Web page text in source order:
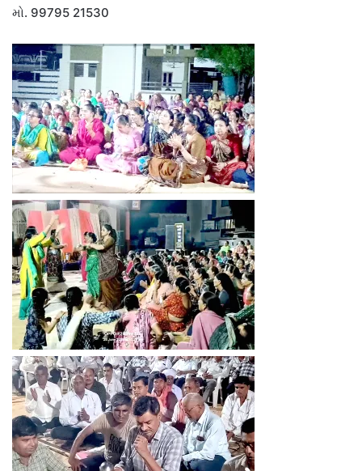
મો. 99795 21530